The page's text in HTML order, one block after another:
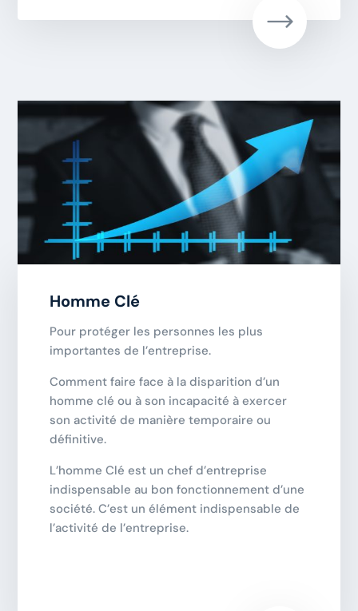
Homme Clé
Pour protéger les personnes les plus
importantes de l’entreprise.
Comment faire face à la disparition d’un
homme clé ou à son incapacité à exercer
son activité de manière temporaire ou
définitive.
L’homme Clé est un chef d’entreprise
indispensable au bon fonctionnement d’une
société. C’est un élément indispensable de
l’activité de l’entreprise.